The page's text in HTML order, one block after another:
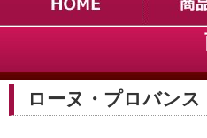
ローヌ・プロバン